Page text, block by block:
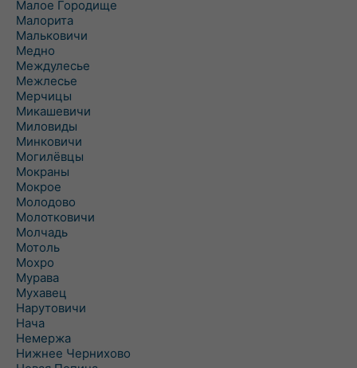
Малое Городище
Малорита
Мальковичи
Медно
Междулесье
Межлесье
Мерчицы
Микашевичи
Миловиды
Минковичи
Могилёвцы
Мокраны
Мокрое
Молодово
Молотковичи
Молчадь
Мотоль
Мохро
Мурава
Мухавец
Нарутовичи
Нача
Немержа
Нижнее Чернихово